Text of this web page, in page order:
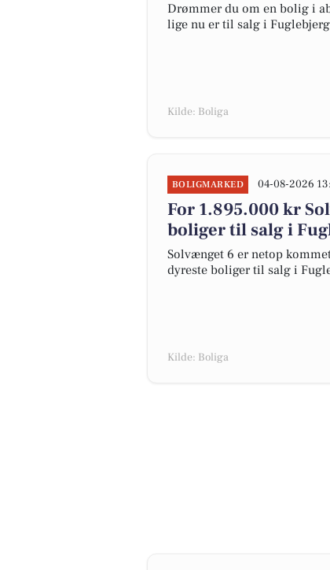
Drømmer du om en bolig i
lige nu er til salg i
Kilde: Boliga
BOLIGMARKED 04-08-2026
For 1.895.000 kr
boliger til salg i
Solvænget 6 er netop
dyreste boliger til salg i
Kilde: Boliga